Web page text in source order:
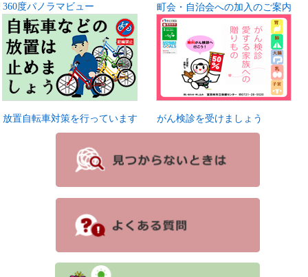
360度パノラマビュー 町会・自治会への加入のご案内
放置自転車対策を行っています がん検診を受けましょう